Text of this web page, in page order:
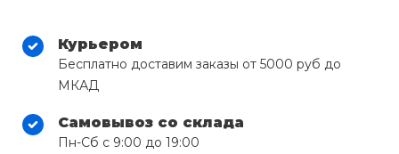
Курьером
Бесплатно доставим заказы от 5000 руб до
МКАД
Самовывоз со склада
Пн-Сб с 9:00 до 19:00